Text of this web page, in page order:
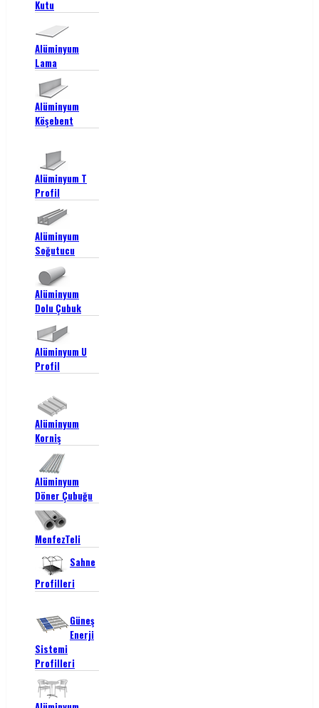
Kutu
Alüminyum
Lama
Alüminyum
Köşebent
Alüminyum T
Profil
Alüminyum
Soğutucu
Alüminyum
Dolu Çubuk
Alüminyum U
Profil
Alüminyum
Korniş
Alüminyum
Döner Çubuğu
MenfezTeli
Sahne
Profilleri
Güneş
Enerji
Sistemi
Profilleri